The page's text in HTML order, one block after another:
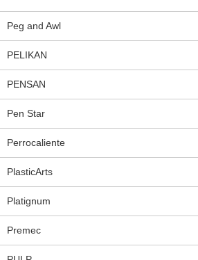
Peg and Awl
PELIKAN
PENSAN
Pen Star
Perrocaliente
PlasticArts
Platignum
Premec